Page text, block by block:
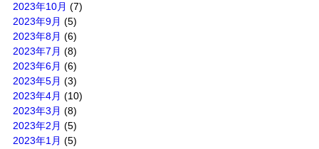
2023年10月 (7)
2023年9月 (5)
2023年8月 (6)
2023年7月 (8)
2023年6月 (6)
2023年5月 (3)
2023年4月 (10)
2023年3月 (8)
2023年2月 (5)
2023年1月 (5)